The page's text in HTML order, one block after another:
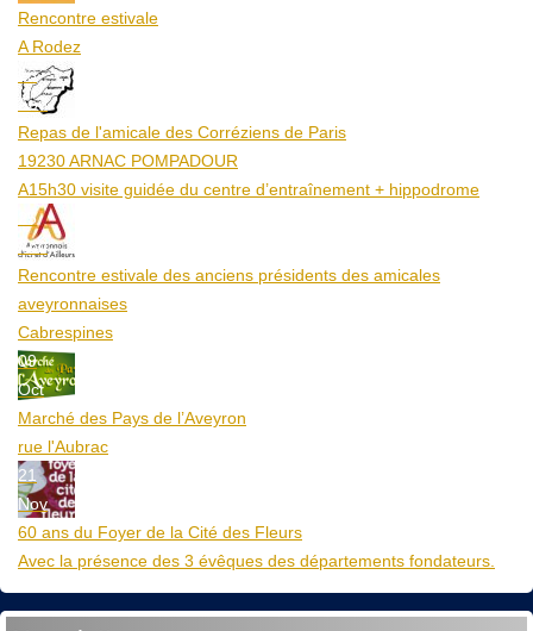
Rencontre estivale
A Rodez
23
Aoû
Repas de l'amicale des Corréziens de Paris
19230 ARNAC POMPADOUR
A15h30 visite guidée du centre d’entraînement + hippodrome
25
Aoû
Rencontre estivale des anciens présidents des amicales
aveyronnaises
Cabrespines
09
Oct
Marché des Pays de l’Aveyron
rue l'Aubrac
21
Nov
60 ans du Foyer de la Cité des Fleurs
Avec la présence des 3 évêques des départements fondateurs.